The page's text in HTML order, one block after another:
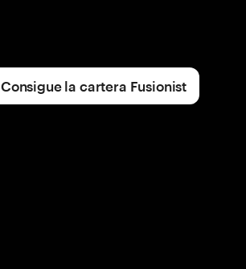
Consigue la cartera Fusionist